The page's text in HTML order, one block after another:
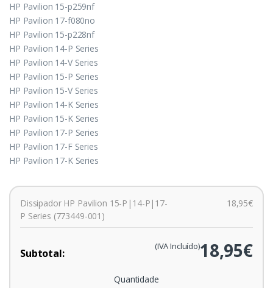
HP Pavilion 15-p259nf
HP Pavilion 17-f080no
HP Pavilion 15-p228nf
HP Pavilion 14-P Series
HP Pavilion 14-V Series
HP Pavilion 15-P Series
HP Pavilion 15-V Series
HP Pavilion 14-K Series
HP Pavilion 15-K Series
HP Pavilion 17-P Series
HP Pavilion 17-F Series
HP Pavilion 17-K Series
Dissipador HP Pavilion 15-P|14-P|17-
P Series (773449-001)
18,95€
Subtotal: 18,95€
(IVA Incluído)
Quantidade